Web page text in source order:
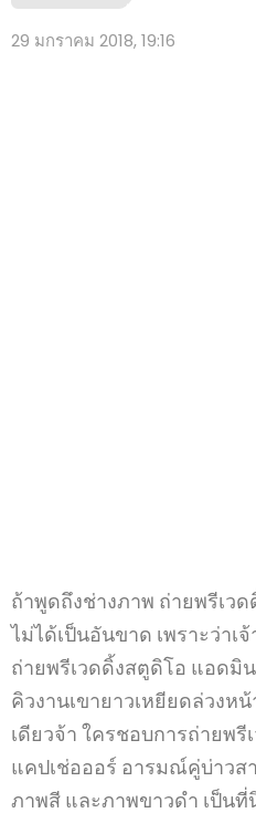
29 มกราคม 2018, 19:16
ถ้าพูดถึงช่างภาพ ถ่ายพรีเว
ไม่ได้เป็นอันขาด เพราะว่าเจ้
ถ่ายพรีเวดดิ้งสตูดิโอ แอดมิ
คิวงานเขายาวเหยียดล่วงห
เดียวจ้า ใครชอบการถ่ายพ
แคปเช่อออร์ อารมณ์คู่บ่าว
ภาพสี และภาพขาวดำ เป็น